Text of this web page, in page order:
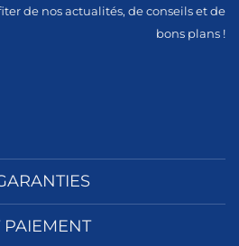
de nos actualités, de conseils et de
bons plans !
PAIEMENT